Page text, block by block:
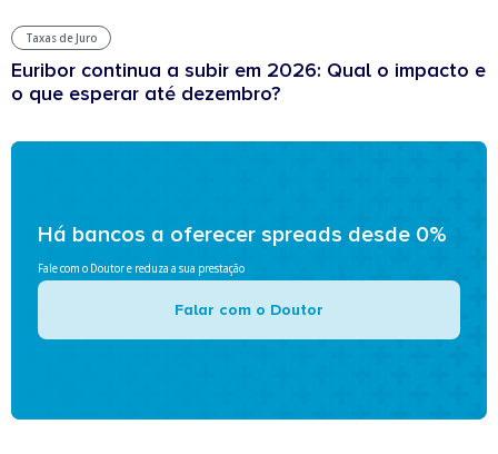
Taxas de Juro
Euribor continua a subir em 2026: Qual o impacto e
o que esperar até dezembro?
Há bancos a oferecer spreads desde 0%
Fale com o Doutor e reduza a sua prestação
Falar com o Doutor